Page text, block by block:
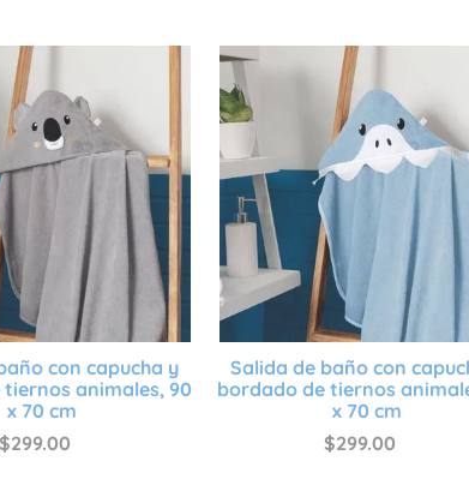
con capucha y
animales, 90
x 70 cm
$299.00
Salida de baño con
bordado de tiernos
x 70 cm
$299.00